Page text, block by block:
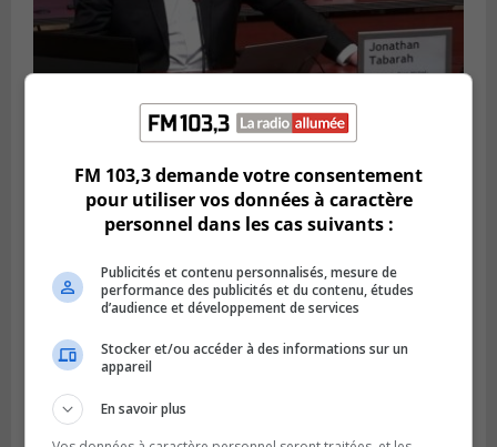
Longueuil demande de reporter une
élection partielle
FM 103,3 demande votre consentement
pour utiliser vos données à caractère
personnel dans les cas suivants :
Publicités et contenu personnalisés, mesure de
performance des publicités et du contenu, études
d’audience et développement de services
Stocker et/ou accéder à des informations sur un
appareil
En savoir plus